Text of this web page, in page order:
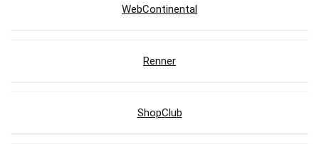
WebContinental
Renner
ShopClub